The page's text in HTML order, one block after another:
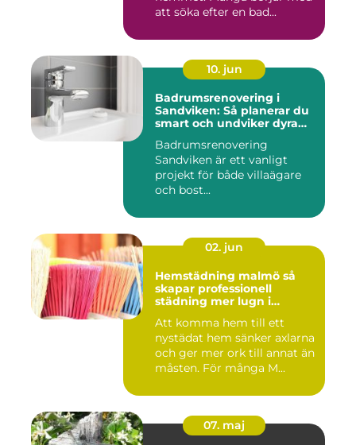
att söka efter en bad...
10. jun
Badrumsrenovering i
Sandviken: Så planerar du
smart och undviker dyra
Badrumsrenovering
Sandviken är ett vanligt
projekt för både villaägare
och bost...
02. jun
Hemstädning malmö så
skapar professionell
städning mer lugn i
Att komma hem till ett
nystädat hem sänker axlarna
och ger mer ork till annat än
måsten. För många M...
07. maj